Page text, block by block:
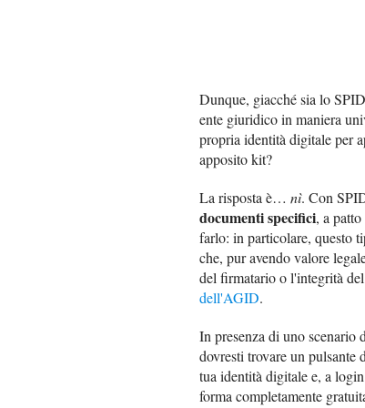
Dunque, giacché sia lo
ente giuridico in maniera
propria identità digitale per
apposito kit?
La risposta è… nì. Con
documenti specifici, a
farlo: in particolare, questo
che, pur avendo valore
del firmatario o l'integrità
dell'AGID.
In presenza di uno scenario
dovresti trovare un pulsante
tua identità digitale e, a
forma completamente